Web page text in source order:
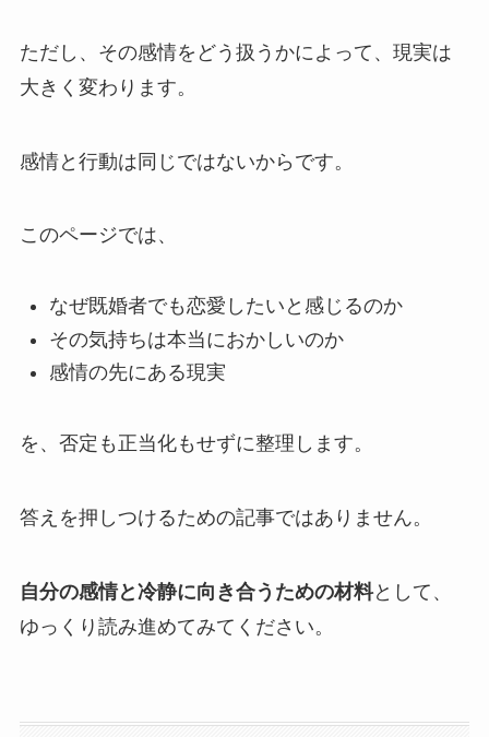
ただし、その感情をどう扱うかによって、現実は
大きく変わります。
感情と行動は同じではないからです。
このページでは、
なぜ既婚者でも恋愛したいと感じるのか
その気持ちは本当におかしいのか
感情の先にある現実
を、否定も正当化もせずに整理します。
答えを押しつけるための記事ではありません。
自分の感情と冷静に向き合うための材料として、
ゆっくり読み進めてみてください。